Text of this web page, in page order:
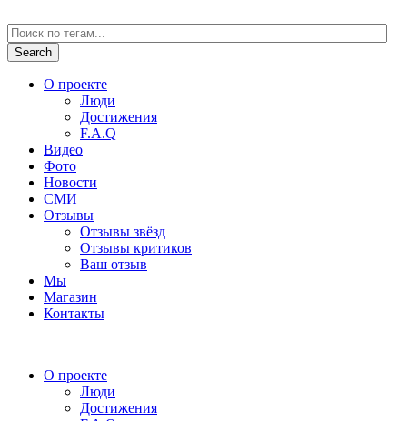
О проекте
Люди
Достижения
F.A.Q
Видео
Фото
Новости
СМИ
Отзывы
Отзывы звёзд
Отзывы критиков
Ваш отзыв
Мы
Магазин
Контакты
О проекте
Люди
Достижения